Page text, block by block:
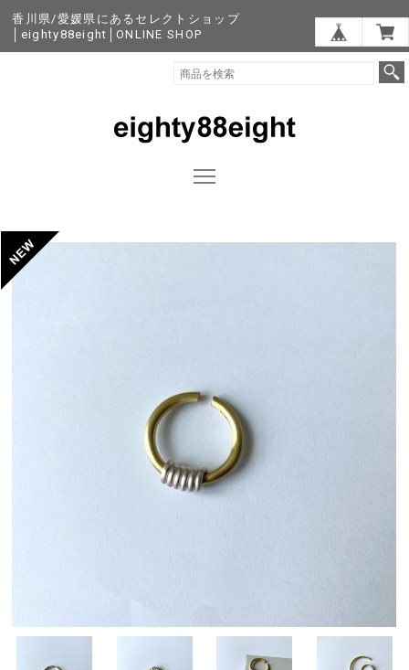
香川県/愛媛県にあるセレクトショップ
│eighty88eight│ONLINE SHOP